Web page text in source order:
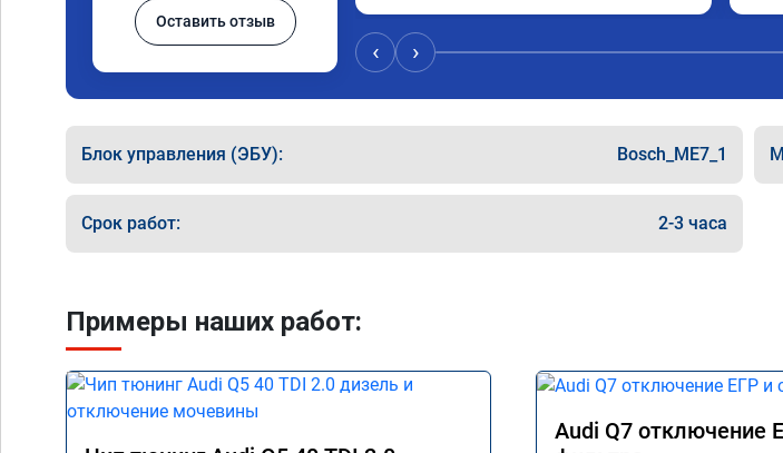
Оставить отзыв
знаю,куда ехать в случае поломки
авто.Однозначно рекомендую Алексея
‹ ›
Блок управления (ЭБУ): Bosch_ME7_1
Срок работ: 2-3 часа
Примеры наших работ:
Audi Q7 отключение